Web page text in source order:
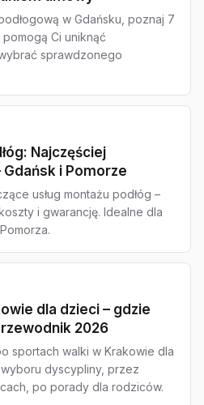
w Gdańsku, poznaj 7
Ci uniknąć
sprawdzonego
Najczęściej
i Pomorze
usług montażu podłóg –
i gwarancję. Idealne dla
dla dzieci – gdzie
2026
sportach walki w Krakowie dla
dyscypliny, przez
po porady dla rodziców.